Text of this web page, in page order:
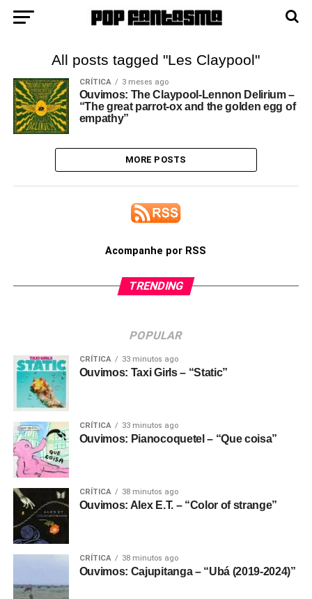
All posts tagged "Les Claypool"
CRÍTICA 3 meses ago
Ouvimos: The Claypool-Lennon Delirium –
“The great parrot-ox and the golden egg of
empathy”
MORE POSTS
Acompanhe por RSS
TRENDING
POPULAR
CRÍTICA 33 minutos ago
Ouvimos: Taxi Girls – “Static”
CRÍTICA 33 minutos ago
Ouvimos: Pianocoquetel – “Que coisa”
CRÍTICA 38 minutos ago
Ouvimos: Alex E.T. – “Color of strange”
CRÍTICA 38 minutos ago
Ouvimos: Cajupitanga – “Ubá (2019-2024)”